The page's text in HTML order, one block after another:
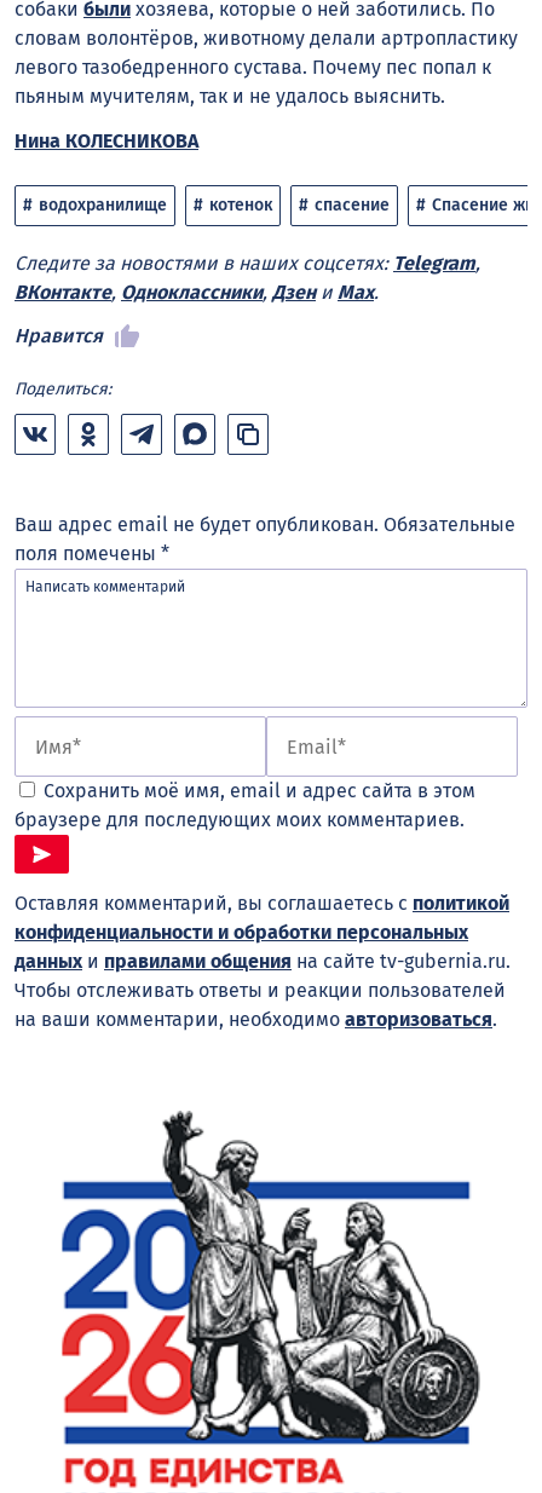
собаки были хозяева, которые о ней заботились. По
словам волонтёров, животному делали артропластику
левого тазобедренного сустава. Почему пес попал к
пьяным мучителям, так и не удалось выяснить.
Нина КОЛЕСНИКОВА
водохранилище котенок спасение Спасение
Следите за новостями в наших соцсетях: Telegram,
ВКонтакте, Одноклассники, Дзени Max.
Нравится
Поделиться:
Ваш адрес email не будет опубликован. Обязательные
поля помечены *
Сохранить моё имя, email и адрес сайта в этом
браузере для последующих моих комментариев.
Оставляя комментарий, вы соглашаетесь с политикой
конфиденциальности и обработки персональных
данныхи правилами общения на сайте tv-gubernia.ru.
Чтобы отслеживать ответы и реакции пользователей
на ваши комментарии, необходимо авторизоваться.